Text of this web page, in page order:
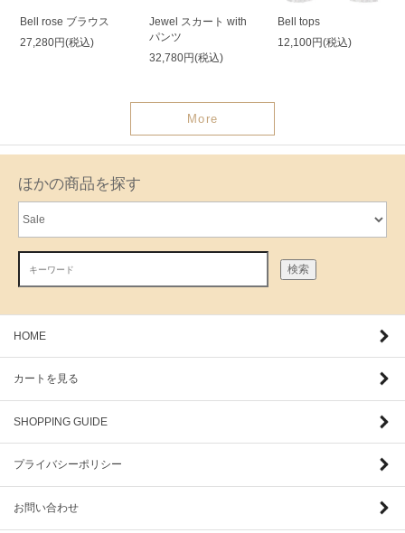
Bell rose ブラウス
27,280円(税込)
Jewel スカート with
パンツ
32,780円(税込)
Bell tops
12,100円(税込)
More
ほかの商品を探す
検索
HOME
カートを見る
SHOPPING GUIDE
プライバシーポリシー
お問い合わせ